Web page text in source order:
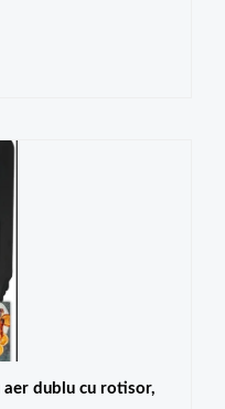
dublu cu rotisor,